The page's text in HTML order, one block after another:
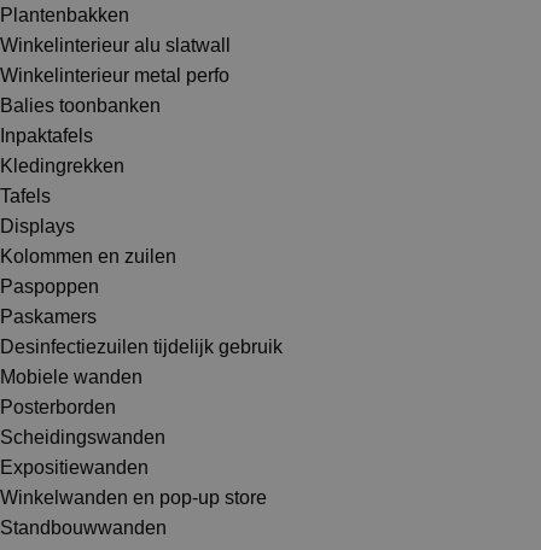
Plantenbakken
Winkelinterieur alu slatwall
Winkelinterieur metal perfo
Balies toonbanken
Inpaktafels
Kledingrekken
Tafels
Displays
Kolommen en zuilen
Paspoppen
Paskamers
Desinfectiezuilen tijdelijk gebruik
Mobiele wanden
Posterborden
Scheidingswanden
Expositiewanden
Winkelwanden en pop-up store
Standbouwwanden